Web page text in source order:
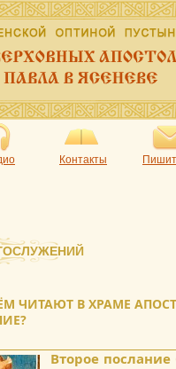
Контакты
ЧИТАЮТ В ХРАМЕ
Второе послание